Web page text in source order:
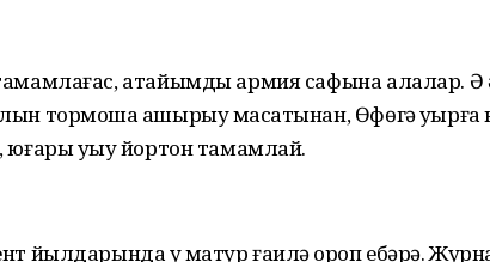
атайымды армия сафына алалар. Ә
тормошҡа ашырыу маҡсатынан, Өфөгә уҡырға
уҡыу йортон тамамлай.
йылдарында уҡ матур ғаилә ҡороп ебәрә.